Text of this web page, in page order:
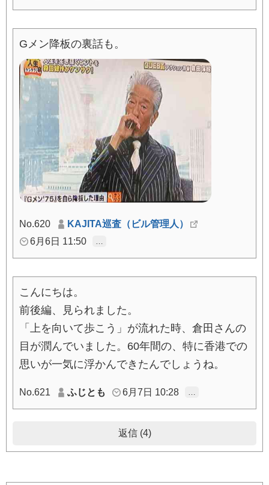
Gメン降板の裏話も。
No.620
KAJITA巡査（ビル管理人）
6月6日 11:50
…
こんにちは。
前後編、見られました。
「上を向いて歩こう」が流れた時、倉田さんの
目が潤んでいました。60年間の、特に香港での
思いが一気に浮かんできたんでしょうね。
No.621 ふじとも 6月7日 10:28 …
返信 (4)